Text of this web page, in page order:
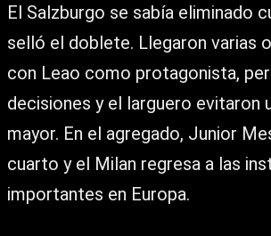
El Salzburgo se sabía eliminado
selló el doblete. Llegaron varias
con Leao como protagonista,
decisiones y el larguero evitaron
mayor. En el agregado, Junior
cuarto y el Milan regresa a las
importantes en Europa.